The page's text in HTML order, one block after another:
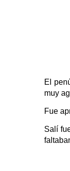
El
muy
Fue
Salí